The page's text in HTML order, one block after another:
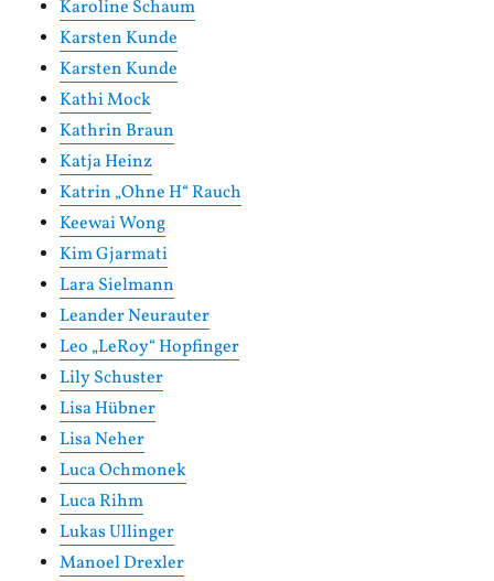
Karoline Schaum
Karsten Kunde
Karsten Kunde
Kathi Mock
Kathrin Braun
Katja Heinz
Katrin „Ohne H“ Rauch
Keewai Wong
Kim Gjarmati
Lara Sielmann
Leander Neurauter
Leo „LeRoy“ Hopfinger
Lily Schuster
Lisa Hübner
Lisa Neher
Luca Ochmonek
Luca Rihm
Lukas Ullinger
Manoel Drexler